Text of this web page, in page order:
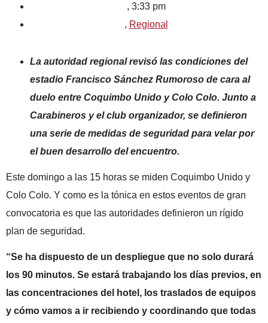
, 3:33 pm
, Regional
La autoridad regional revisó las condiciones del
estadio Francisco Sánchez Rumoroso de cara al
duelo entre Coquimbo Unido y Colo Colo. Junto a
Carabineros y el club organizador, se definieron
una serie de medidas de seguridad para velar por
el buen desarrollo del encuentro.
Este domingo a las 15 horas se miden Coquimbo Unido y
Colo Colo. Y como es la tónica en estos eventos de gran
convocatoria es que las autoridades definieron un rígido
plan de seguridad.
“Se ha dispuesto de un despliegue que no solo durará
los 90 minutos. Se estará trabajando los días previos, en
las concentraciones del hotel, los traslados de equipos
y cómo vamos a ir recibiendo y coordinando que todas